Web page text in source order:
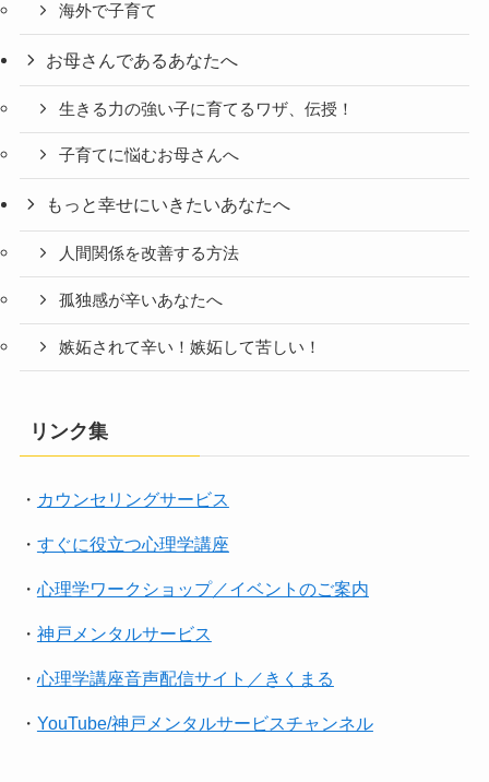
海外で子育て
お母さんであるあなたへ
生きる力の強い子に育てるワザ、伝授！
子育てに悩むお母さんへ
もっと幸せにいきたいあなたへ
人間関係を改善する方法
孤独感が辛いあなたへ
嫉妬されて辛い！嫉妬して苦しい！
リンク集
・ カウンセリングサービス
・ すぐに役立つ心理学講座
・ 心理学ワークショップ／イベントのご案内
・ 神戸メンタルサービス
・ 心理学講座音声配信サイト／きくまる
・ YouTube/神戸メンタルサービスチャンネル